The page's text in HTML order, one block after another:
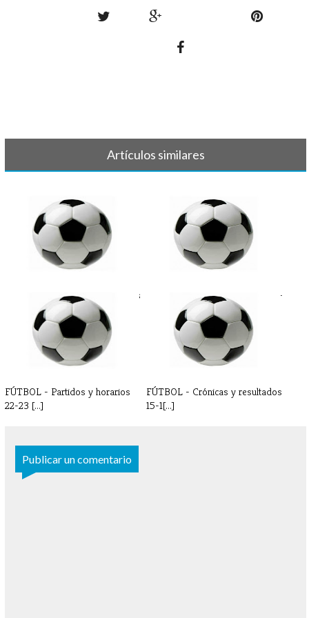
Artículos similares
FÚTBOL - Crónicas y resultados
FÚTBOL - Partidos y horarios 7-
FÚTBOL - Partidos y horarios
22-23 [...]
FÚTBOL - Crónicas y resultados
15-1[...]
Publicar un comentario